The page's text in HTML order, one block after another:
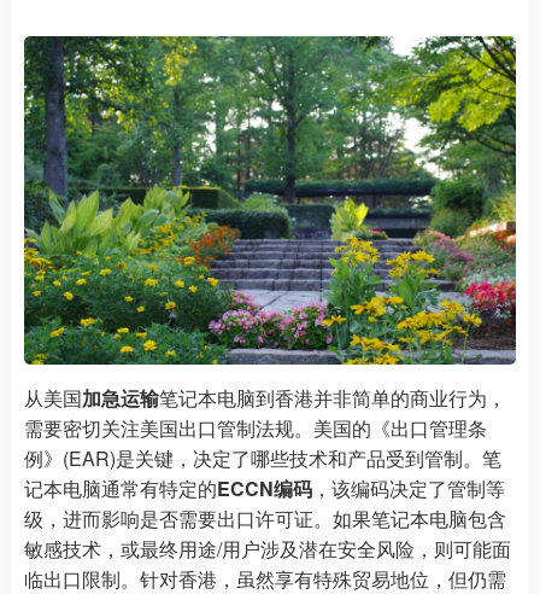
从美国加急运输笔记本电脑到香港并非简单的商业行为，
需要密切关注美国出口管制法规。美国的《出口管理条
例》(EAR)是关键，决定了哪些技术和产品受到管制。笔
记本电脑通常有特定的ECCN编码 ，该编码决定了管制等
级，进而影响是否需要出口许可证。如果笔记本电脑包含
敏感技术，或最终用途/用户涉及潜在安全风险，则可能面
临出口限制。针对香港，虽然享有特殊贸易地位，但仍需